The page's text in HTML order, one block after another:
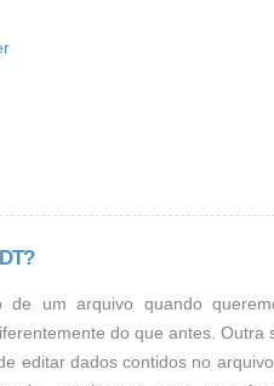
de um arquivo quando
do que antes. Outra
editar dados contidos no